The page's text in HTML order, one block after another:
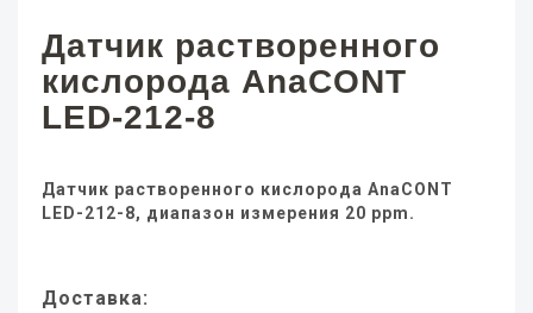
Датчик растворенного
кислорода AnaCONT
LED-212-8
Датчик растворенного кислорода AnaCONT
LED-212-8, диапазон измерения 20 ppm.
Доставка: